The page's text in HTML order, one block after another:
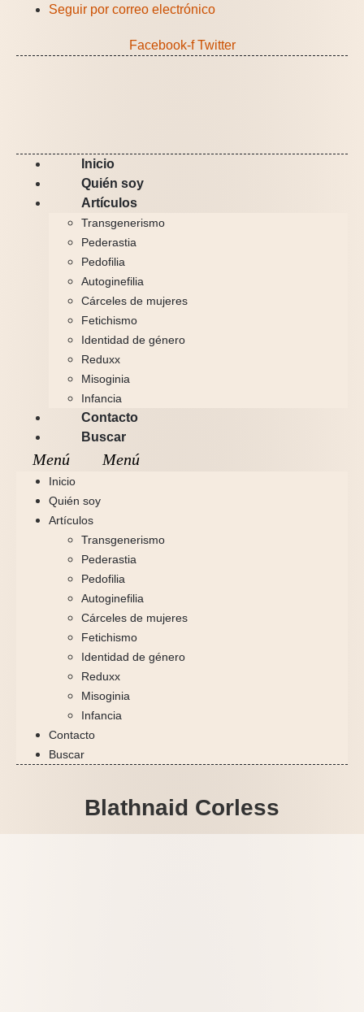
Seguir por correo electrónico
Facebook-f Twitter
Inicio
Quién soy
Artículos
Transgenerismo
Pederastia
Pedofilia
Autoginefilia
Cárceles de mujeres
Fetichismo
Identidad de género
Reduxx
Misoginia
Infancia
Contacto
Buscar
Inicio
Quién soy
Artículos
Transgenerismo
Pederastia
Pedofilia
Autoginefilia
Cárceles de mujeres
Fetichismo
Identidad de género
Reduxx
Misoginia
Infancia
Contacto
Buscar
Blathnaid Corless